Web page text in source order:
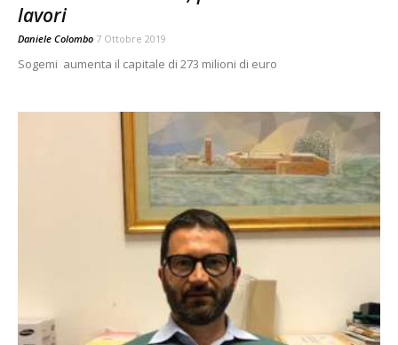
lavori
Daniele Colombo 7 Ottobre 2019
Sogemi aumenta il capitale di 273 milioni di euro